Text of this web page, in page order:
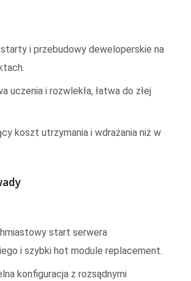
i przebudowy deweloperskie na
uczenia i rozwlekła, łatwa do złej
koszt utrzymania i wdrażania niż w
start serwera
i szybki hot module replacement.
konfiguracja z rozsądnymi